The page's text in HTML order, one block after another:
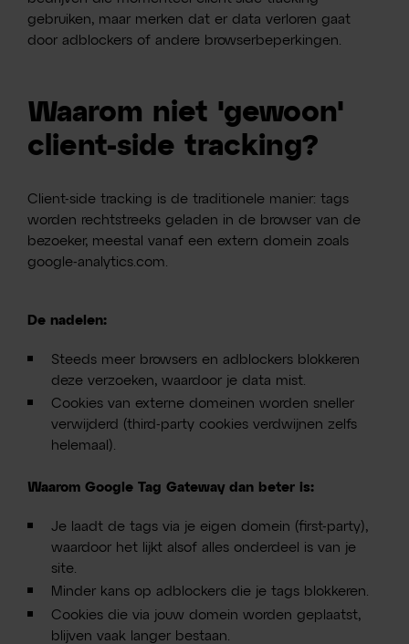
gebruiken, maar merken dat er data verloren gaat
door adblockers of andere browserbeperkingen.
Waarom niet 'gewoon'
client-side tracking?
Client-side tracking is de traditionele manier: tags
worden rechtstreeks geladen in de browser van de
bezoeker, meestal vanaf een extern domein zoals
google-analytics.com.
De nadelen:
Steeds meer browsers en adblockers blokkeren
deze verzoeken, waardoor je data mist.
Cookies van externe domeinen worden sneller
verwijderd (third-party cookies verdwijnen zelfs
helemaal).
Waarom Google Tag Gateway dan beter is:
Je laadt de tags via je eigen domein (first-party),
waardoor het lijkt alsof alles onderdeel is van je
site.
Minder kans op adblockers die je tags blokkeren.
Cookies die via jouw domein worden geplaatst,
blijven vaak langer bestaan.